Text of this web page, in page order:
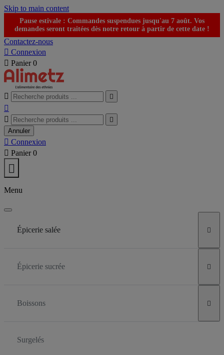
Skip to main content
Pause estivale : Commandes suspendues jusqu'au 7 août. Vos
demandes seront traitées dès notre retour à partir de cette date !
Contactez-nous
 Connexion
 Panier 0
 



Annuler
 Connexion
 Panier 0

Menu
Épicerie salée 
Épicerie sucrée 
Boissons 
Surgelés